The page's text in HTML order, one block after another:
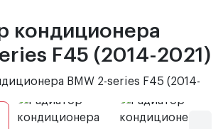
кондиционера
F45 (2014-2021)